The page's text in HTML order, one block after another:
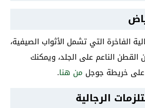
الفاخرة التي تشمل الأثواب الصيفية،
القطن الناعم على الجلد، ويمكنك
على خريطة جوجل من هنا.
الرجالية